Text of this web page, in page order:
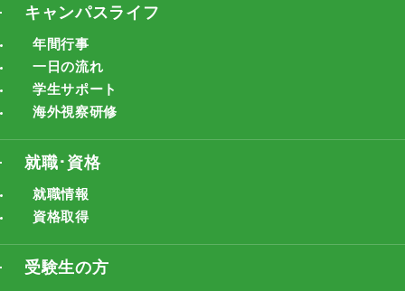
キャンパスライフ
年間行事
一日の流れ
学生サポート
海外視察研修
就職･資格
就職情報
資格取得
受験生の方